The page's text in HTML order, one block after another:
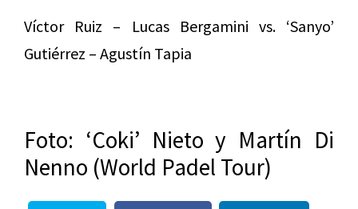
Víctor Ruiz – Lucas Bergamini vs. ‘Sanyo’
Gutiérrez – Agustín Tapia
Foto: ‘Coki’ Nieto y Martín Di
Nenno (World Padel Tour)